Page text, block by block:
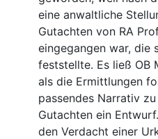
eine anwaltliche
Gutachten von RA
eingegangen war, die
feststellte. Es ließ OB
als die Ermittlungen
passendes Narrativ
Gutachten ein
den Verdacht einer